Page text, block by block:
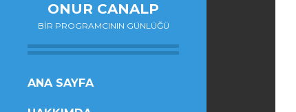
ONUR CANALP
BIR PROGRAMCININ GÜNLÜĞÜ
SKIP
ANA SAYFA